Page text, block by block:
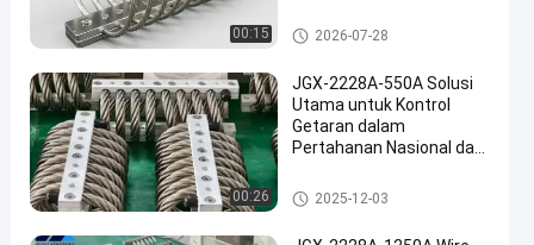
Laut
Kontainer
Isolator
getaran
tali kawat
2024-
07-24
515
pandangan
bicara
sekarang
Berbagi
#
00:15 Isolator getaran tali kawat
2026-07-28
00:26
JGX-2228A-550A Solusi
Utama untuk Kontrol
Getaran dalam
Pertahanan Nasional dan
Isolator getaran tali kawat
2025-12-03